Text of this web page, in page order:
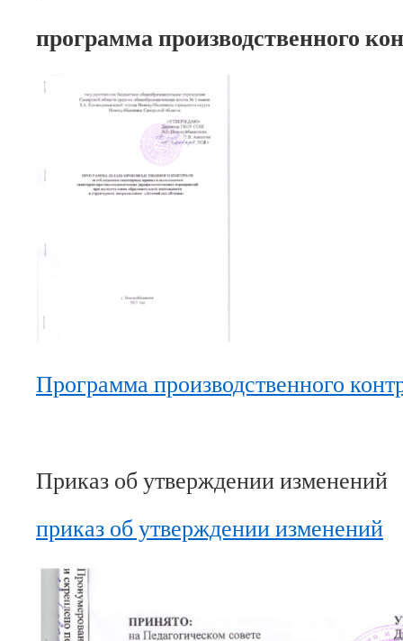
программа производственного
Программа производственного
Приказ об утверждении изменений
приказ об утверждении изменений